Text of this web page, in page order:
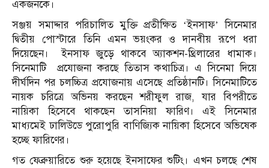
একজনকে।
সঞ্জয় সমাদ্দার পরিচালিত মুক্তি প্রতীক্ষিত ‘ইনসাফ’ সিনেমার
দ্বিতীয় পোস্টারে তিনি এমন ভয়ংকর ও দানবীয় রূপে ধরা
দিয়েছেন। ইনসাফ জুড়ে থাকবে অ্যাকশন-থ্রিলারের ধামাক।
সিনেমাটি প্রযোজনা করছে তিতাস কথাচিত্র। এ সিনেমা দিয়ে
দীর্ঘদিন পর চলচ্চিত্র প্রযোজনায় এসেছে প্রতিষ্ঠানটি। সিনেমাটিতে
নায়ক চরিত্রে অভিনয় করছেন শরীফুল রাজ, যার বিপরীতে
নায়িকা হিসেবে থাকছেন তাসনিয়া ফারিণ। এই সিনেমার
মাধ্যমেই ঢালিউডে পুরোপুরি বাণিজ্যিক নায়িকা হিসেবে অভিষেক
হচ্ছে ফারিণের।
গত ফেব্রুয়ারিতে শুরু হয়েছে ইনসাফের শুটিং। এখন চলছে শেষ